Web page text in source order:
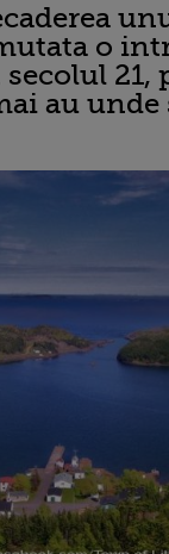
o
21,
au unde